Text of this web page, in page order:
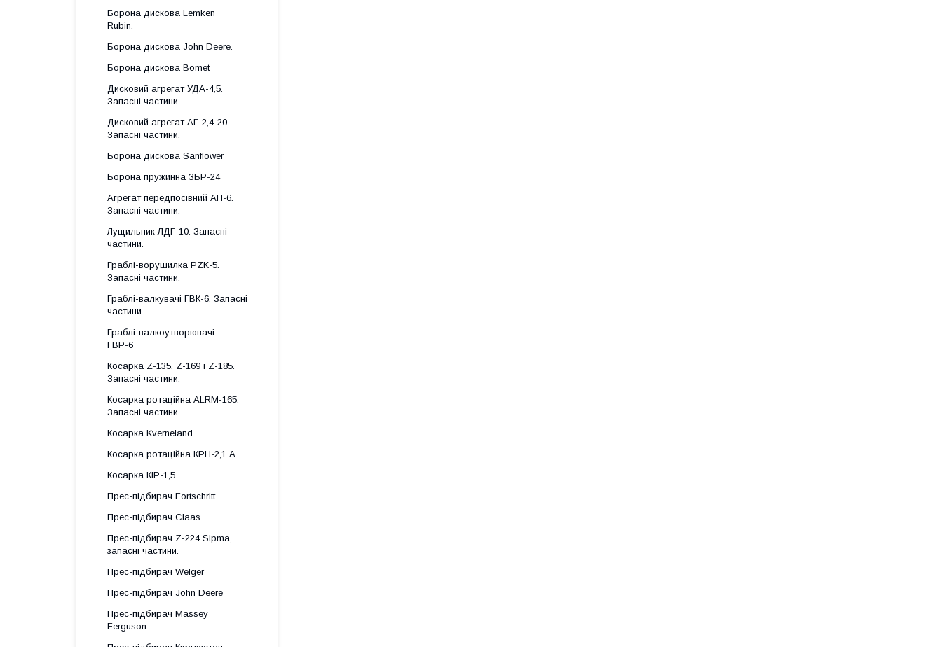
Борона дискова Lemken
Rubin.
Борона дискова John Deere.
Борона дискова Bomet
Дисковий агрегат УДА-4,5.
Запасні частини.
Дисковий агрегат АГ-2,4-20.
Запасні частини.
Борона дискова Sanflower
Борона пружинна ЗБР-24
Агрегат передпосівний АП-6.
Запасні частини.
Лущильник ЛДГ-10. Запасні
частини.
Граблі-ворушилка PZK-5.
Запасні частини.
Граблі-валкувачі ГВК-6. Запасні
частини.
Граблі-валкоутворювачі
ГВР-6
Косарка Z-135, Z-169 і Z-185.
Запасні частини.
Косарка ротаційна ALRM-165.
Запасні частини.
Косарка Kverneland.
Косарка ротаційна КРН-2,1 А
Косарка КІР-1,5
Прес-підбирач Fortschritt
Прес-підбирач Claas
Прес-підбирач Z-224 Sipma,
запасні частини.
Прес-підбирач Welger
Прес-підбирач John Deere
Прес-підбирач Massey
Ferguson